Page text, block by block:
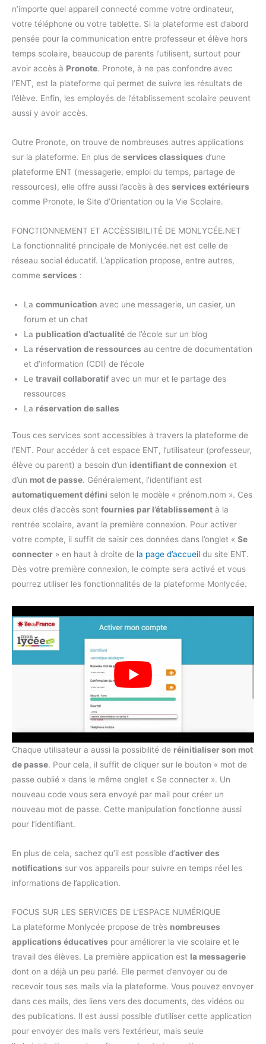
n’importe quel appareil connecté comme votre ordinateur,
votre téléphone ou votre tablette. Si la plateforme est d’abord
pensée pour la communication entre professeur et élève hors
temps scolaire, beaucoup de parents l’utilisent, surtout pour
avoir accès à Pronote. Pronote, à ne pas confondre avec
l’ENT, est la plateforme qui permet de suivre les résultats de
l’élève. Enfin, les employés de l’établissement scolaire peuvent
aussi y avoir accès.
Outre Pronote, on trouve de nombreuses autres applications
sur la plateforme. En plus de services classiques d’une
plateforme ENT (messagerie, emploi du temps, partage de
ressources), elle offre aussi l’accès à des services extérieurs
comme Pronote, le Site d’Orientation ou la Vie Scolaire.
FONCTIONNEMENT ET ACCÈSSIBILITÉ DE MONLYCÉE.NET
La fonctionnalité principale de Monlycée.net est celle de
réseau social éducatif. L’application propose, entre autres,
comme services :
La communication avec une messagerie, un casier, un
forum et un chat
La publication d’actualité de l’école sur un blog
La réservation de ressources au centre de documentation
et d’information (CDI) de l’école
Le travail collaboratif avec un mur et le partage des
ressources
La réservation de salles
Tous ces services sont accessibles à travers la plateforme de
l’ENT. Pour accéder à cet espace ENT, l’utilisateur (professeur,
élève ou parent) a besoin d’un identifiant de connexion et
d’un mot de passe. Généralement, l’identifiant est
automatiquement défini selon le modèle « prénom.nom ». Ces
deux clés d’accès sont fournies par l’établissement à la
rentrée scolaire, avant la première connexion. Pour activer
votre compte, il suffit de saisir ces données dans l’onglet « Se
connecter » en haut à droite de la page d’accueil du site ENT.
Dès votre première connexion, le compte sera activé et vous
pourrez utiliser les fonctionnalités de la plateforme Monlycée.
Chaque utilisateur a aussi la possibilité de réinitialiser son mot
de passe. Pour cela, il suffit de cliquer sur le bouton « mot de
passe oublié » dans le même onglet « Se connecter ». Un
nouveau code vous sera envoyé par mail pour créer un
nouveau mot de passe. Cette manipulation fonctionne aussi
pour l’identifiant.
En plus de cela, sachez qu’il est possible d’activer des
notifications sur vos appareils pour suivre en temps réel les
informations de l’application.
FOCUS SUR LES SERVICES DE L’ESPACE NUMÉRIQUE
La plateforme Monlycée propose de très nombreuses
applications éducatives pour améliorer la vie scolaire et le
travail des élèves. La première application est la messagerie
dont on a déjà un peu parlé. Elle permet d’envoyer ou de
recevoir tous ses mails via la plateforme. Vous pouvez envoyer
dans ces mails, des liens vers des documents, des vidéos ou
des publications. Il est aussi possible d’utiliser cette application
pour envoyer des mails vers l’extérieur, mais seule